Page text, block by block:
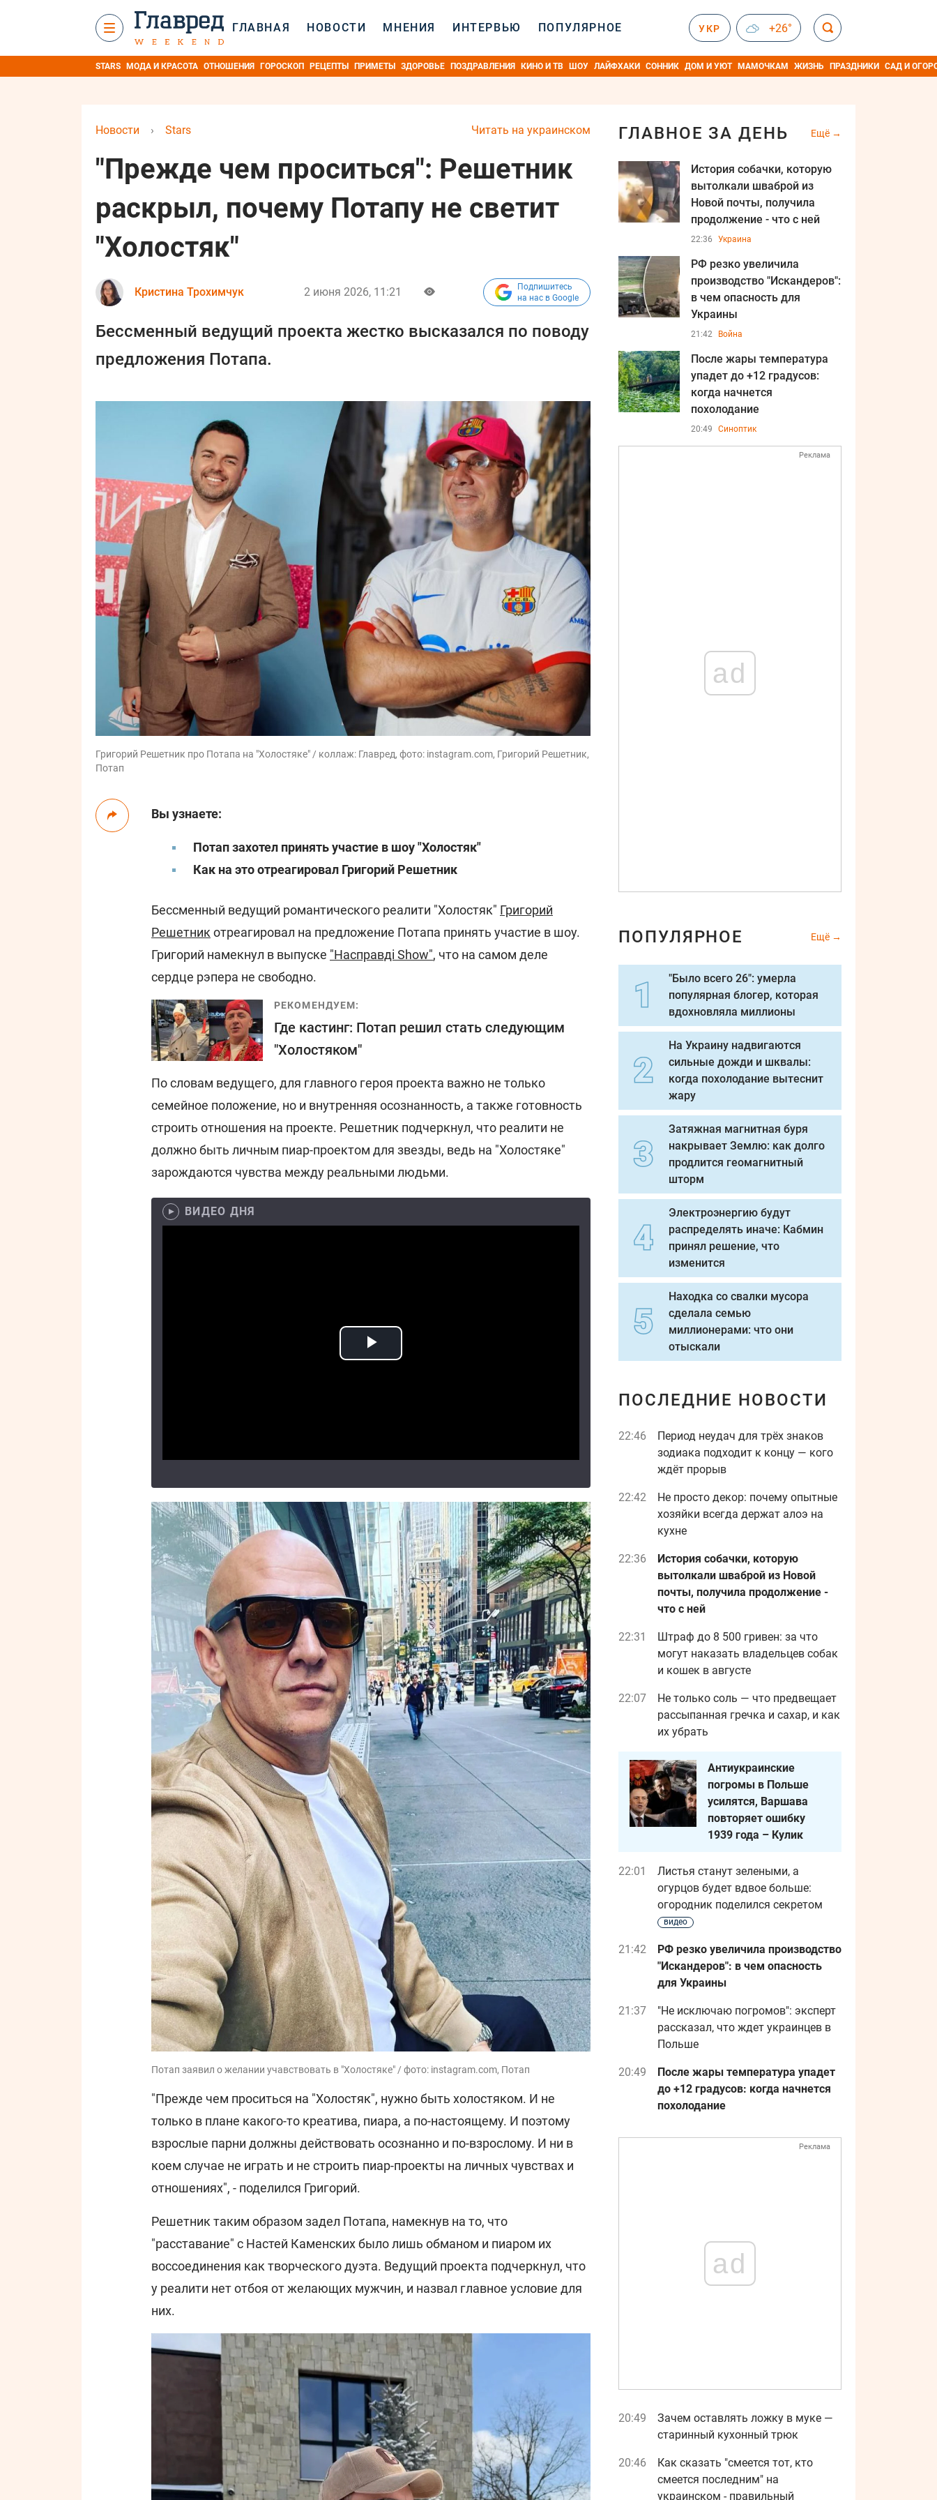
ГЛАВНАЯ НОВОСТИ МНЕНИЯ ИНТЕРВЬЮ ПОПУЛЯРНОЕ УКР +26°
STARS МОДА И КРАСОТА ОТНОШЕНИЯ ГОРОСКОП РЕЦЕПТЫ ПРИМЕТЫ ЗДОРОВЬЕ ПОЗДРАВЛЕНИЯ КИНО И ТВ ШОУ ЛАЙФХАКИ СОННИК ДОМ И УЮТ МАМОЧКАМ ЖИЗНЬ ПРАЗДНИКИ САД И
Читать на украинском
Новости › Stars
"Прежде чем проситься": Решетник
раскрыл, почему Потапу не светит
"Холостяк"
Кристина Трохимчук 2 июня 2026, 11:21
Подпишитесь
на нас в Google
Бессменный ведущий проекта жестко высказался по поводу
предложения Потапа.
Григорий Решетник про Потапа на "Холостяке" / коллаж: Главред, фото: instagram.com, Григорий Решетник,
Потап
Вы узнаете:
Потап захотел принять участие в шоу "Холостяк"
Как на это отреагировал Григорий Решетник
Бессменный ведущий романтического реалити "Холостяк" Григорий
Решетник отреагировал на предложение Потапа принять участие в шоу.
Григорий намекнул в выпуске "Насправді Show", что на самом деле
сердце рэпера не свободно.
РЕКОМЕНДУЕМ:
Где кастинг: Потап решил стать следующим
"Холостяком"
По словам ведущего, для главного героя проекта важно не только
семейное положение, но и внутренняя осознанность, а также готовность
строить отношения на проекте. Решетник подчеркнул, что реалити не
должно быть личным пиар-проектом для звезды, ведь на "Холостяке"
зарождаются чувства между реальными людьми.
ВИДЕО ДНЯ
Потап заявил о желании учавствовать в "Холостяке" / фото: instagram.com, Потап
"Прежде чем проситься на "Холостяк", нужно быть холостяком. И не
только в плане какого-то креатива, пиара, а по-настоящему. И поэтому
взрослые парни должны действовать осознанно и по-взрослому. И ни в
коем случае не играть и не строить пиар-проекты на личных чувствах и
отношениях", - поделился Григорий.
Решетник таким образом задел Потапа, намекнув на то, что
"расставание" с Настей Каменских было лишь обманом и пиаром их
воссоединения как творческого дуэта. Ведущий проекта подчеркнул, что
у реалити нет отбоя от желающих мужчин, и назвал главное условие для
них.
ГЛАВНОЕ ЗА ДЕНЬ Ещё
История собачки, которую
вытолкали шваброй из
Новой почты, получила
продолжение - что с ней
22:36 Украина
РФ резко увеличила
производство "Искандеров":
в чем опасность для
Украины
21:42 Война
После жары температура
упадет до +12 градусов:
когда начнется
похолодание
20:49 Синоптик
Реклама
ad
ПОПУЛЯРНОЕ Ещё
"Было всего 26": умерла
популярная блогер, которая
вдохновляла миллионы
На Украину надвигаются
сильные дожди и шквалы:
когда похолодание вытеснит
жару
Затяжная магнитная буря
накрывает Землю: как долго
продлится геомагнитный
шторм
Электроэнергию будут
распределять иначе: Кабмин
принял решение, что
изменится
Находка со свалки мусора
сделала семью
миллионерами: что они
отыскали
ПОСЛЕДНИЕ НОВОСТИ
22:46
Период неудач для трёх знаков
зодиака подходит к концу — кого
ждёт прорыв
22:42
Не просто декор: почему опытные
хозяйки всегда держат алоэ на
кухне
22:36
История собачки, которую
вытолкали шваброй из Новой
почты, получила продолжение -
что с ней
22:31
Штраф до 8 500 гривен: за что
могут наказать владельцев собак
и кошек в августе
22:07
Не только соль — что предвещает
рассыпанная гречка и сахар, и как
их убрать
Антиукраинские
погромы в Польше
усилятся, Варшава
повторяет ошибку
1939 года – Кулик
22:01
Листья станут зелеными, а
огурцов будет вдвое больше:
огородник поделился секретом
видео
21:42
РФ резко увеличила производство
"Искандеров": в чем опасность
для Украины
21:37
"Не исключаю погромов": эксперт
рассказал, что ждет украинцев в
Польше
20:49
После жары температура упадет
до +12 градусов: когда начнется
похолодание
Реклама
ad
20:49
Зачем оставлять ложку в муке —
старинный кухонный трюк
20:46
Как сказать "смеется тот, кто
смеется последним" на
украинском - правильный